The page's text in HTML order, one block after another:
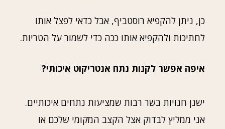
כן, ניתן להקפיא רוסטביף, אבל כדאי לפצל אותו
לחתיכות ולהקפיא אותו ככה כדי לשמור על הטריות.
איפה אפשר לקנות נתח אנטריקוט איכותי?
ישנן חנויות בשר רבות שמציעות נתחים איכותיים.
אני ממליץ לבדוק אצל הקצב המקומי שלכם או